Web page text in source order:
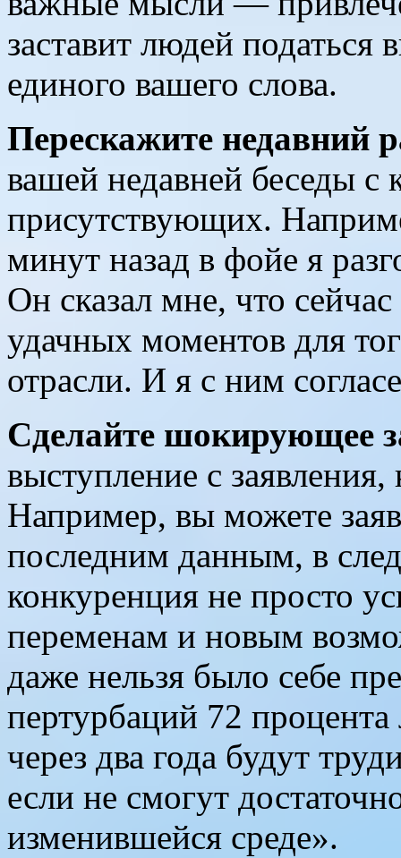
заставит людей податься
единого вашего слова.
Перескажите недавний
вашей недавней беседы с
присутствующих.
минут назад в фойе я
Он сказал мне, что
удачных моментов для
отрасли. И я с ним
Сделайте шокирующее
выступление с
Например, вы можете
последним данным, в
конкуренция не просто
переменам и новым
даже нельзя было себе
пертурбаций 72
через два года будут
если не смогут
изменившейся среде».